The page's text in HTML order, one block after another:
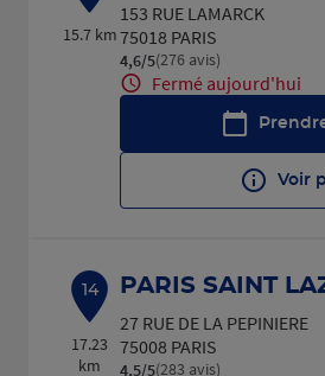
15.7 km
153 RUE LAMARCK
75018 PARIS
4,6/5Note de 4.6 sur 5
(276 avis)
Fermé aujourd'hui
Voir
14
17.23
km
PARIS SAINT
27 RUE DE LA PEPINIERE
75008 PARIS
4,5/5Note de 4.5 sur 5
(283 avis)